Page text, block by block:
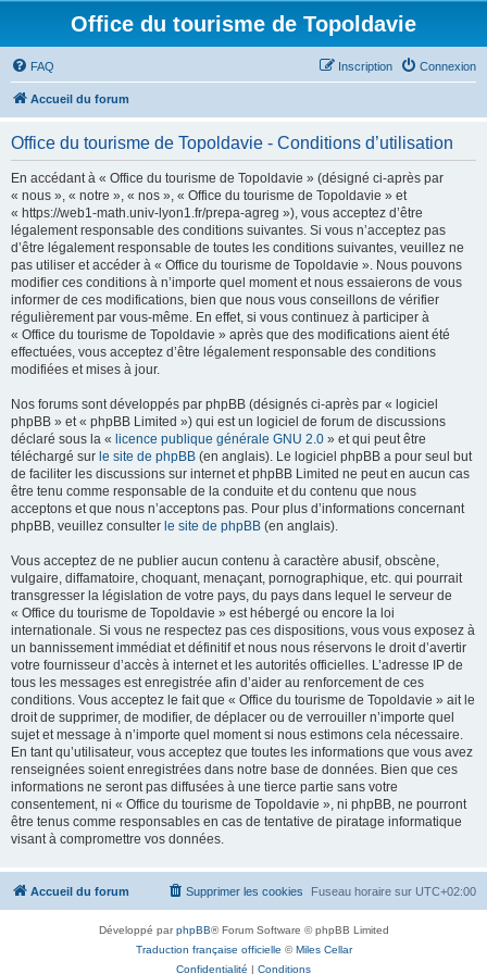
Office du tourisme de Topoldavie
FAQ Connexion
Inscription
Accueil du forum
Office du tourisme de Topoldavie - Conditions d’utilisation
En accédant à « Office du tourisme de Topoldavie » (désigné ci-après par
« nous », « notre », « nos », « Office du tourisme de Topoldavie » et
« https://web1-math.univ-lyon1.fr/prepa-agreg »), vous acceptez d’être
légalement responsable des conditions suivantes. Si vous n’acceptez pas
d’être légalement responsable de toutes les conditions suivantes, veuillez ne
pas utiliser et accéder à « Office du tourisme de Topoldavie ». Nous pouvons
modifier ces conditions à n’importe quel moment et nous essaierons de vous
informer de ces modifications, bien que nous vous conseillons de vérifier
régulièrement par vous-même. En effet, si vous continuez à participer à
« Office du tourisme de Topoldavie » après que des modifications aient été
effectuées, vous acceptez d’être légalement responsable des conditions
modifiées et mises à jour.
Nos forums sont développés par phpBB (désignés ci-après par « logiciel
phpBB » et « phpBB Limited ») qui est un logiciel de forum de discussions
déclaré sous la « licence publique générale GNU 2.0 » et qui peut être
téléchargé sur le site de phpBB (en anglais). Le logiciel phpBB a pour seul but
de faciliter les discussions sur internet et phpBB Limited ne peut en aucun cas
être tenu comme responsable de la conduite et du contenu que nous
acceptons et que nous n’acceptons pas. Pour plus d’informations concernant
phpBB, veuillez consulter le site de phpBB (en anglais).
Vous acceptez de ne publier aucun contenu à caractère abusif, obscène,
vulgaire, diffamatoire, choquant, menaçant, pornographique, etc. qui pourrait
transgresser la législation de votre pays, du pays dans lequel le serveur de
« Office du tourisme de Topoldavie » est hébergé ou encore la loi
internationale. Si vous ne respectez pas ces dispositions, vous vous exposez à
un bannissement immédiat et définitif et nous nous réservons le droit d’avertir
votre fournisseur d’accès à internet et les autorités officielles. L’adresse IP de
tous les messages est enregistrée afin d’aider au renforcement de ces
conditions. Vous acceptez le fait que « Office du tourisme de Topoldavie » ait le
droit de supprimer, de modifier, de déplacer ou de verrouiller n’importe quel
sujet et message à n’importe quel moment si nous estimons cela nécessaire.
En tant qu’utilisateur, vous acceptez que toutes les informations que vous avez
renseignées soient enregistrées dans notre base de données. Bien que ces
informations ne seront pas diffusées à une tierce partie sans votre
consentement, ni « Office du tourisme de Topoldavie », ni phpBB, ne pourront
être tenus comme responsables en cas de tentative de piratage informatique
visant à compromettre vos données.
Accueil du forum Fuseau horaire sur UTC+02:00
Supprimer les cookies
Développé parphpBB® Forum Software © phpBB Limited
Traduction française officielle ©Miles Cellar
Confidentialité | Conditions